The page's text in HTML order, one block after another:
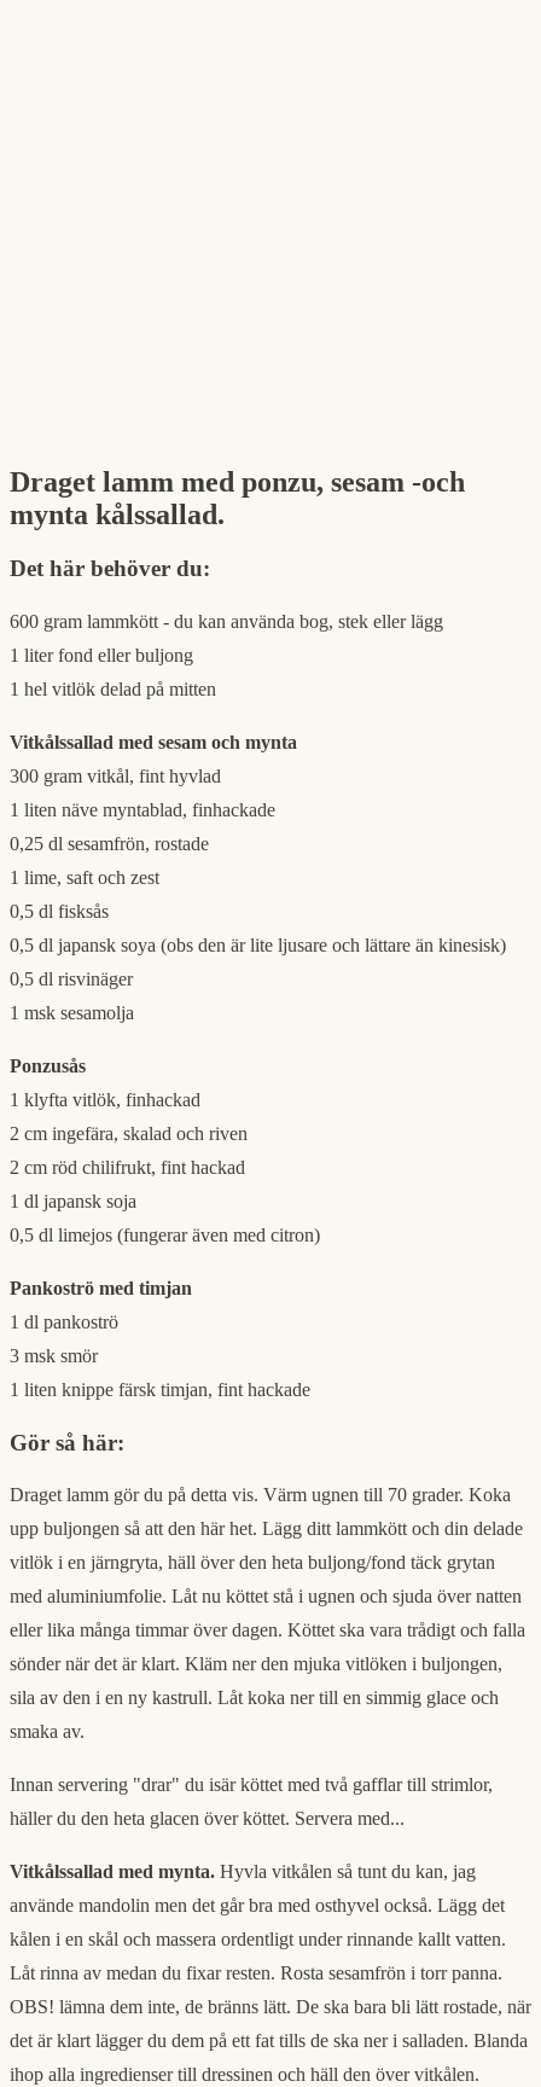
Draget lamm med ponzu, sesam -och
mynta kålssallad.
Det här behöver du:
600 gram lammkött - du kan använda bog, stek eller lägg
1 liter fond eller buljong
1 hel vitlök delad på mitten
Vitkålssallad med sesam och mynta
300 gram vitkål, fint hyvlad
1 liten näve myntablad, finhackade
0,25 dl sesamfrön, rostade
1 lime, saft och zest
0,5 dl fisksås
0,5 dl japansk soya (obs den är lite ljusare och lättare än kinesisk)
0,5 dl risvinäger
1 msk sesamolja
Ponzusås
1 klyfta vitlök, finhackad
2 cm ingefära, skalad och riven
2 cm röd chilifrukt, fint hackad
1 dl japansk soja
0,5 dl limejos (fungerar även med citron)
Pankoströ med timjan
1 dl pankoströ
3 msk smör
1 liten knippe färsk timjan, fint hackade
Gör så här:
Draget lamm gör du på detta vis. Värm ugnen till 70 grader. Koka
upp buljongen så att den här het. Lägg ditt lammkött och din delade
vitlök i en järngryta, häll över den heta buljong/fond täck grytan
med aluminiumfolie. Låt nu köttet stå i ugnen och sjuda över natten
eller lika många timmar över dagen. Köttet ska vara trådigt och falla
sönder när det är klart. Kläm ner den mjuka vitlöken i buljongen,
sila av den i en ny kastrull. Låt koka ner till en simmig glace och
smaka av.
Innan servering "drar" du isär köttet med två gafflar till strimlor,
häller du den heta glacen över köttet. Servera med...
Vitkålssallad med mynta. Hyvla vitkålen så tunt du kan, jag
använde mandolin men det går bra med osthyvel också. Lägg det
kålen i en skål och massera ordentligt under rinnande kallt vatten.
Låt rinna av medan du fixar resten. Rosta sesamfrön i torr panna.
OBS! lämna dem inte, de bränns lätt. De ska bara bli lätt rostade, när
det är klart lägger du dem på ett fat tills de ska ner i salladen. Blanda
ihop alla ingredienser till dressinen och häll den över vitkålen.